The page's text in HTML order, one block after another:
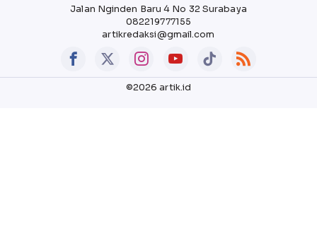
Jalan Nginden Baru 4 No 32 Surabaya
082219777155
artikredaksi@gmail.com
©2026 artik.id